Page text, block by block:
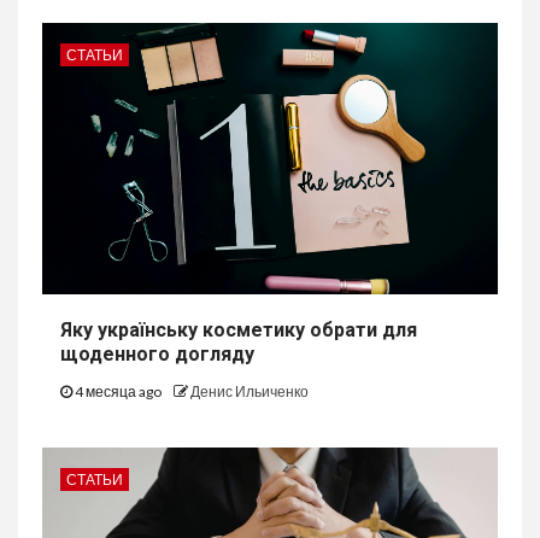
СТАТЬИ
Яку українську косметику обрати для
щоденного догляду
4 месяца ago Денис Ильиченко
СТАТЬИ